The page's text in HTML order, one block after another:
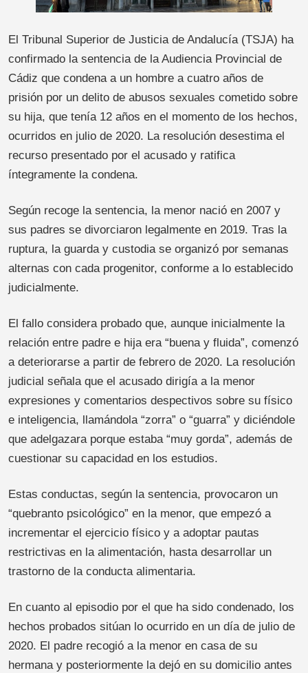
El Tribunal Superior de Justicia de Andalucía (TSJA) ha
confirmado la sentencia de la Audiencia Provincial de
Cádiz que condena a un hombre a cuatro años de
prisión por un delito de abusos sexuales cometido sobre
su hija, que tenía 12 años en el momento de los hechos,
ocurridos en julio de 2020. La resolución desestima el
recurso presentado por el acusado y ratifica
íntegramente la condena.
Según recoge la sentencia, la menor nació en 2007 y
sus padres se divorciaron legalmente en 2019. Tras la
ruptura, la guarda y custodia se organizó por semanas
alternas con cada progenitor, conforme a lo establecido
judicialmente.
El fallo considera probado que, aunque inicialmente la
relación entre padre e hija era “buena y fluida”, comenzó
a deteriorarse a partir de febrero de 2020. La resolución
judicial señala que el acusado dirigía a la menor
expresiones y comentarios despectivos sobre su físico
e inteligencia, llamándola “zorra” o “guarra” y diciéndole
que adelgazara porque estaba “muy gorda”, además de
cuestionar su capacidad en los estudios.
Estas conductas, según la sentencia, provocaron un
“quebranto psicológico” en la menor, que empezó a
incrementar el ejercicio físico y a adoptar pautas
restrictivas en la alimentación, hasta desarrollar un
trastorno de la conducta alimentaria.
En cuanto al episodio por el que ha sido condenado, los
hechos probados sitúan lo ocurrido en un día de julio de
2020. El padre recogió a la menor en casa de su
hermana y posteriormente la dejó en su domicilio antes